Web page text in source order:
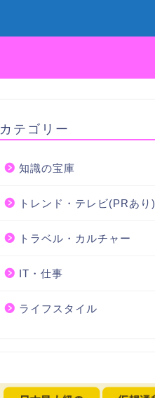
カテゴリー
知識の宝庫
トレンド・テレビ(PRあり)
トラベル・カルチャー
IT・仕事
ライフスタイル